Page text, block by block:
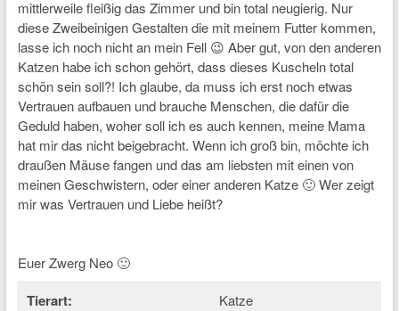
mittlerweile fleißig das Zimmer und bin total neugierig. Nur
diese Zweibeinigen Gestalten die mit meinem Futter kommen,
lasse ich noch nicht an mein Fell 😉 Aber gut, von den anderen
Katzen habe ich schon gehört, dass dieses Kuscheln total
schön sein soll?! Ich glaube, da muss ich erst noch etwas
Vertrauen aufbauen und brauche Menschen, die dafür die
Geduld haben, woher soll ich es auch kennen, meine Mama
hat mir das nicht beigebracht. Wenn ich groß bin, möchte ich
draußen Mäuse fangen und das am liebsten mit einen von
meinen Geschwistern, oder einer anderen Katze 🙂 Wer zeigt
mir was Vertrauen und Liebe heißt?
Euer Zwerg Neo 🙂
Tierart: Katze